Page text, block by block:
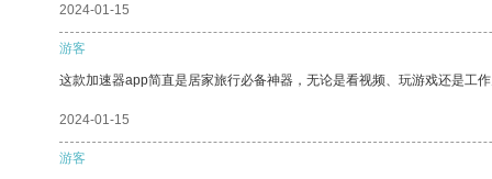
2024-01-15
游客
这款加速器app简直是居家旅行必备神器，无论是看视频、玩游戏还是工
2024-01-15
游客